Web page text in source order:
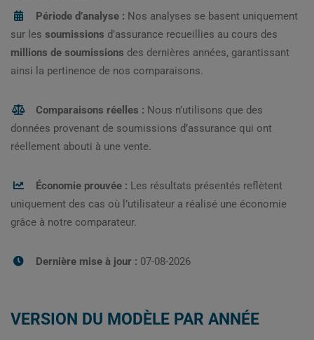
Période d’analyse : Nos analyses se basent uniquement
sur les soumissions d’assurance recueillies au cours des
millions de soumissions des dernières années, garantissant
ainsi la pertinence de nos comparaisons.
Comparaisons réelles : Nous n’utilisons que des
données provenant de soumissions d’assurance qui ont
réellement abouti à une vente.
Économie prouvée : Les résultats présentés reflètent
uniquement des cas où l’utilisateur a réalisé une économie
grâce à notre comparateur.
Dernière mise à jour : 07-08-2026
VERSION DU MODÈLE PAR ANNÉE